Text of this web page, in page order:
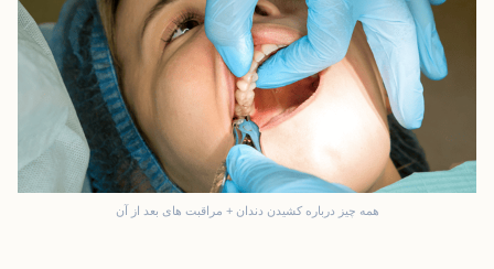
همه چیز درباره کشیدن دندان + مراقبت های بعد از آن